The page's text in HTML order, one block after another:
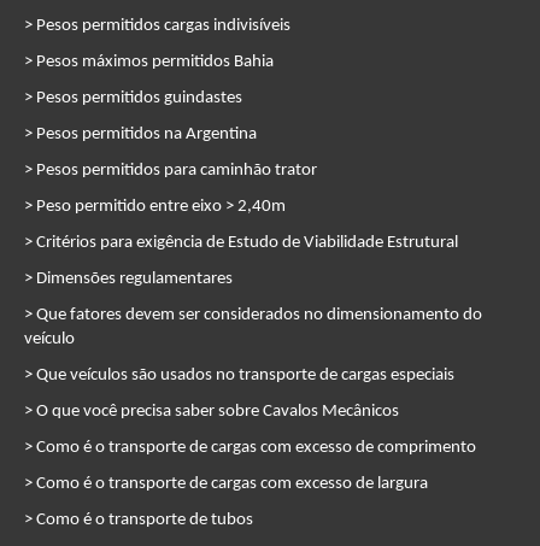
> Pesos permitidos cargas indivisíveis
> Pesos máximos permitidos Bahia
> Pesos permitidos guindastes
> Pesos permitidos na Argentina
> Pesos permitidos para caminhão trator
> Peso permitido entre eixo > 2,40m
> Critérios para exigência de Estudo de Viabilidade Estrutural
> Dimensões regulamentares
> Que fatores devem ser considerados no dimensionamento do
veículo
> Que veículos são usados no transporte de cargas especiais
> O que você precisa saber sobre Cavalos Mecânicos
> Como é o transporte de cargas com excesso de comprimento
> Como é o transporte de cargas com excesso de largura
> Como é o transporte de tubos